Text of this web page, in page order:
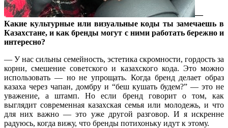
—
Какие культурные или визуальные коды ты замечаешь в
Казахстане, и как бренды могут с ними работать бережно и
интересно?
— У нас сильны семейность, эстетика скромности, гордость за
корни, смешение советского и казахского кода. Это можно
использовать — но не упрощать. Когда бренд делает образ
казаха через чапан, домбру и “беш кушать будем?” — это не
уважение, а штамп. Но если бренд говорит о том, как
выглядит современная казахская семья или молодежь, и что
для них важно — это уже другой разговор. И я искренне
радуюсь, когда вижу, что бренды потихоньку идут к этому.